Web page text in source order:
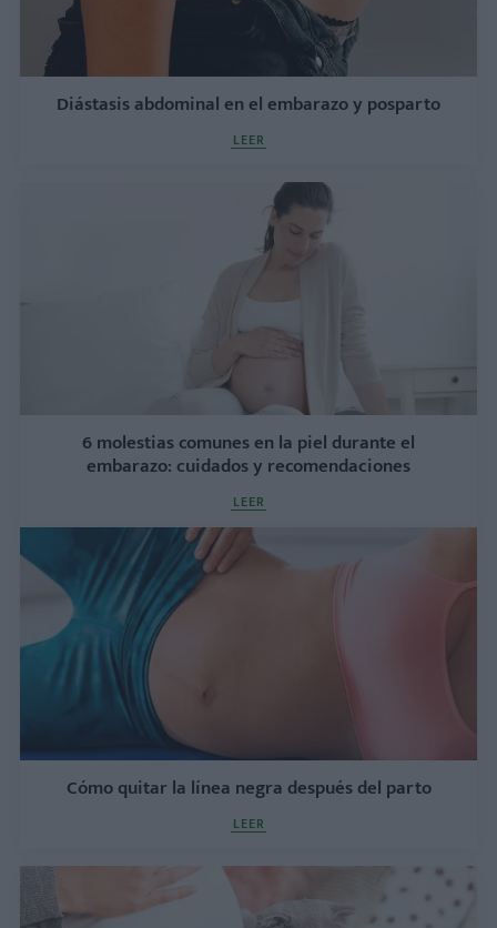
Diástasis abdominal en el embarazo y posparto
LEER
6 molestias comunes en la piel durante el
embarazo: cuidados y recomendaciones
LEER
Cómo quitar la línea negra después del parto
LEER